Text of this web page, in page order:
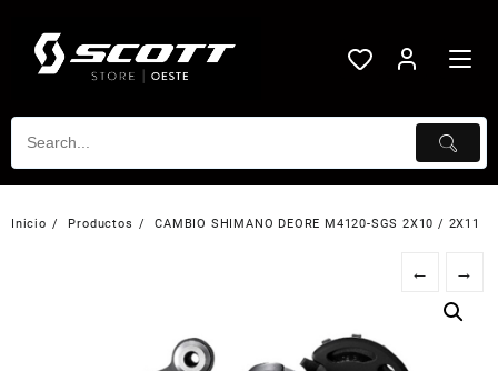
contenido
Inicio Productos CAMBIO SHIMANO DEORE M4120-SGS 2X10 / 2X11
← →